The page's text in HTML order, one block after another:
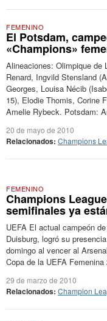
FEMENINO
El Potsdam,
«Champions»
Alineaciones: Olimpique de
Renard, Ingvild Stensland
Georges, Louisa Nécib
15), Elodie Thomis, Corine
Amelie Rybeck. Potsdam:
20 de mayo de 2010
Relacionados: Champions
FEMENINO
Champions
semifinales ya
UEFA El actual campeón
Duisburg, logró su
domingo al vencer al
Copa de la UEFA
29 de marzo de 2010
Relacionados: Champion